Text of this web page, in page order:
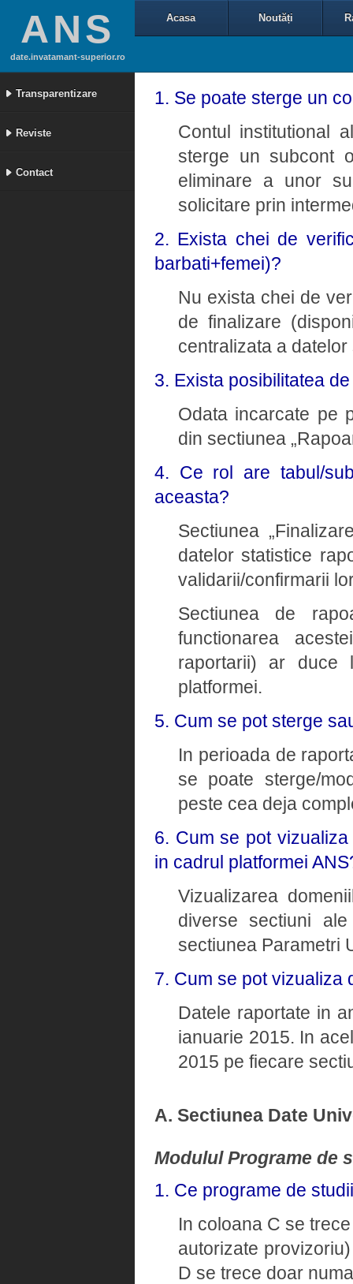
ANS
date.invatamant-superior.ro
Transparentizare
Reviste
Contact
Acasa Noutăți
1. Se poate sterge un
Contul institutional
sterge un subcont
eliminare a unor
solicitare prin
2. Exista chei de
barbati+femei)?
Nu exista chei de
de finalizare
centralizata a
3. Exista posibilitatea
Odata incarcate pe
din sectiunea
4. Ce rol are tabul/
aceasta?
Sectiunea
datelor statistice
validarii/confirmarii
Sectiunea de
functionarea
raportarii) ar duce
platformei.
5. Cum se pot sterge
In perioada de
se poate sterge/
peste cea deja
6. Cum se pot
in cadrul platformei
Vizualizarea
diverse sectiuni
sectiunea Parametri
7. Cum se pot vizualiza
Datele raportate in
ianuarie 2015. In
2015 pe fiecare
A. Sectiunea Date
Modulul Programe de
1. Ce programe de
In coloana C se
autorizate
D se trece doar